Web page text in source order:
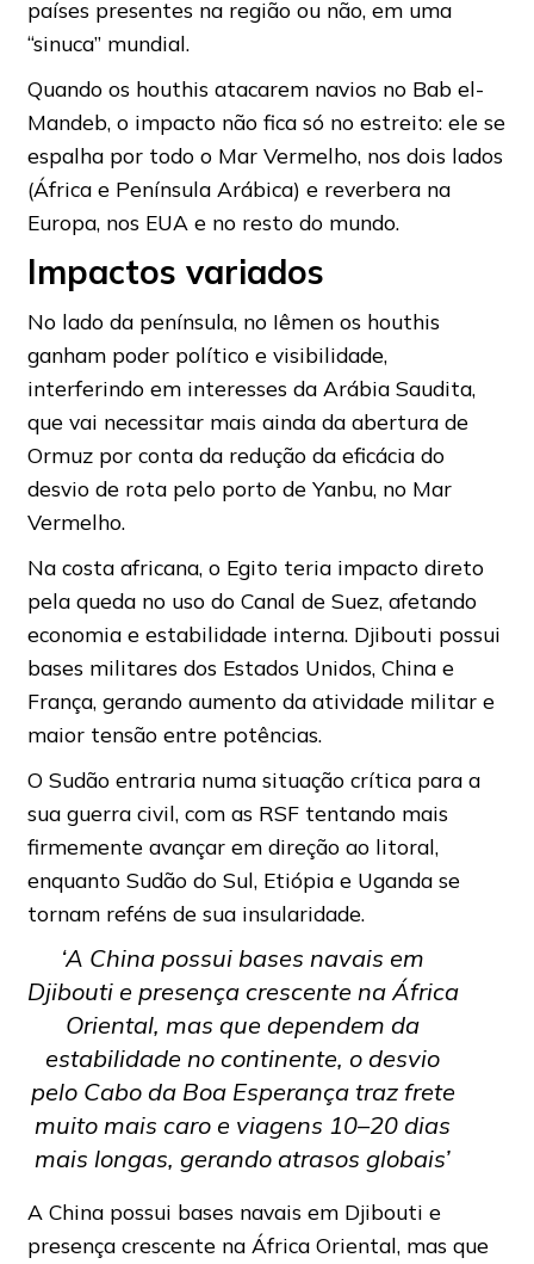
países presentes na região ou não, em uma
“sinuca” mundial.
Quando os houthis atacarem navios no Bab el-
Mandeb, o impacto não fica só no estreito: ele se
espalha por todo o Mar Vermelho, nos dois lados
(África e Península Arábica) e reverbera na
Europa, nos EUA e no resto do mundo.
Impactos variados
No lado da península, no Iêmen os houthis
ganham poder político e visibilidade,
interferindo em interesses da Arábia Saudita,
que vai necessitar mais ainda da abertura de
Ormuz por conta da redução da eficácia do
desvio de rota pelo porto de Yanbu, no Mar
Vermelho.
Na costa africana, o Egito teria impacto direto
pela queda no uso do Canal de Suez, afetando
economia e estabilidade interna. Djibouti possui
bases militares dos Estados Unidos, China e
França, gerando aumento da atividade militar e
maior tensão entre potências.
O Sudão entraria numa situação crítica para a
sua guerra civil, com as RSF tentando mais
firmemente avançar em direção ao litoral,
enquanto Sudão do Sul, Etiópia e Uganda se
tornam reféns de sua insularidade.
‘A China possui bases navais em
Djibouti e presença crescente na África
Oriental, mas que dependem da
estabilidade no continente, o desvio
pelo Cabo da Boa Esperança traz frete
muito mais caro e viagens 10–20 dias
mais longas, gerando atrasos globais’
A China possui bases navais em Djibouti e
presença crescente na África Oriental, mas que